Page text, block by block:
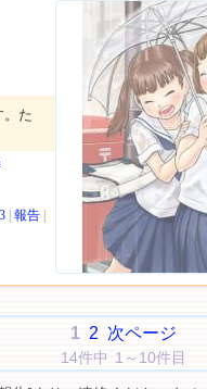
。た
報告
1 2 次ページ
14件中 1～10件目